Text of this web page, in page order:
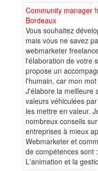
Community manager
Bordeaux
Vous souhaitez
mais vous ne savez
webmarketer
l'élaboration de votre
propose un
l'humain, car mon
J'élabore la meilleure
valeurs véhiculées
les mettre en valeur.
nombreux conseils
entreprises à mieux
Webmarketer et
de compétences sont
L'animation et la